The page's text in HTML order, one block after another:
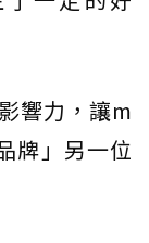
響力，讓m
牌」另一位